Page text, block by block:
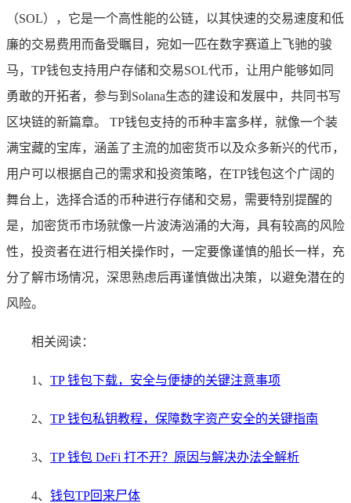
（SOL），它是一个高性能的公链，以其快速的交易速度和低
廉的交易费用而备受瞩目，宛如一匹在数字赛道上飞驰的骏
马，TP钱包支持用户存储和交易SOL代币，让用户能够如同
勇敢的开拓者，参与到Solana生态的建设和发展中，共同书写
区块链的新篇章。 TP钱包支持的币种丰富多样，就像一个装
满宝藏的宝库，涵盖了主流的加密货币以及众多新兴的代币，
用户可以根据自己的需求和投资策略，在TP钱包这个广阔的
舞台上，选择合适的币种进行存储和交易，需要特别提醒的
是，加密货币市场就像一片波涛汹涌的大海，具有较高的风险
性，投资者在进行相关操作时，一定要像谨慎的船长一样，充
分了解市场情况，深思熟虑后再谨慎做出决策，以避免潜在的
风险。
相关阅读：
1、 TP 钱包下载，安全与便捷的关键注意事项
2、 TP 钱包私钥教程，保障数字资产安全的关键指南
3、 TP 钱包 DeFi 打不开？原因与解决办法全解析
4、 钱包TP回来尸体